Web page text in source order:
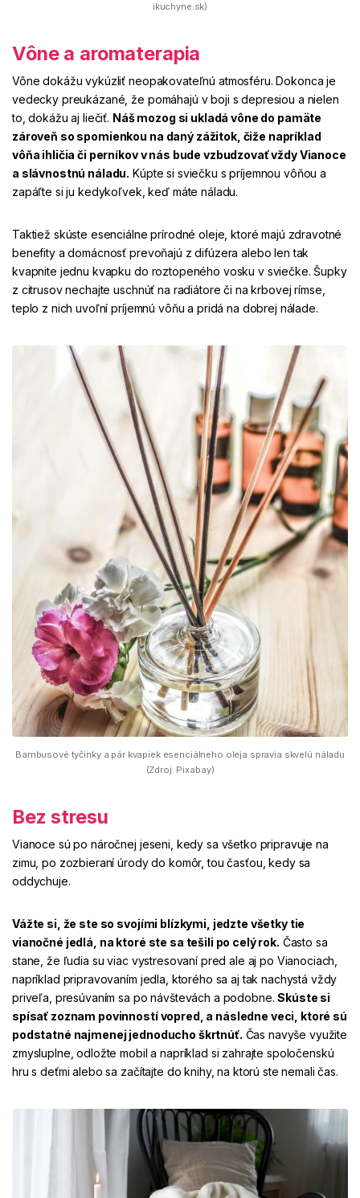
ikuchyne.sk)
Vône a aromaterapia
Vône dokážu vykúzliť neopakovateľnú atmosféru. Dokonca je
vedecky preukázané, že pomáhajú v boji s depresiou a nielen
to, dokážu aj liečiť. Náš mozog si ukladá vône do pamäte
zároveň so spomienkou na daný zážitok, čiže napríklad
vôňa ihličia či perníkov v nás bude vzbudzovať vždy Vianoce
a slávnostnú náladu. Kúpte si sviečku s príjemnou vôňou a
zapáľte si ju kedykoľvek, keď máte náladu.
Taktiež skúste esenciálne prírodné oleje, ktoré majú zdravotné
benefity a domácnosť prevoňajú z difúzera alebo len tak
kvapnite jednu kvapku do roztopeného vosku v sviečke. Šupky
z citrusov nechajte uschnúť na radiátore či na krbovej rímse,
teplo z nich uvoľní príjemnú vôňu a pridá na dobrej nálade.
Bambusové tyčinky a pár kvapiek esenciálneho oleja spravia skvelú náladu
(Zdroj: Pixabay)
Bez stresu
Vianoce sú po náročnej jeseni, kedy sa všetko pripravuje na
zimu, po zozbieraní úrody do komôr, tou časťou, kedy sa
oddychuje.
Vážte si, že ste so svojími blízkymi, jedzte všetky tie
vianočné jedlá, na ktoré ste sa tešili po celý rok. Často sa
stane, že ľudia su viac vystresovaní pred ale aj po Vianociach,
napríklad pripravovaním jedla, ktorého sa aj tak nachystá vždy
priveľa, presúvaním sa po návštevách a podobne.Skúste si
spísať zoznam povinností vopred, a následne veci, ktoré sú
podstatné najmenej jednoducho škrtnúť. Čas navyše využite
zmysluplne, odložte mobil a napríklad si zahrajte spoločenskú
hru s deťmi alebo sa začítajte do knihy, na ktorú ste nemali čas.